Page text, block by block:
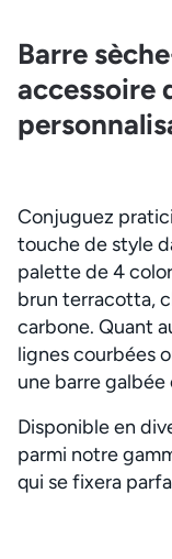
Barre
accessoire
Conjuguez
touche de style
palette de 4
brun terracotta,
carbone. Quant
lignes courbées
une barre galbée
Disponible en
parmi notre
qui se fixera